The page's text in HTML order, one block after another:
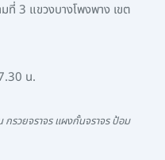
ที่ 3 แขวงบางโพงพาง เขต
น.
กรวยจราจร แผงกั้นจราจร ป้อม